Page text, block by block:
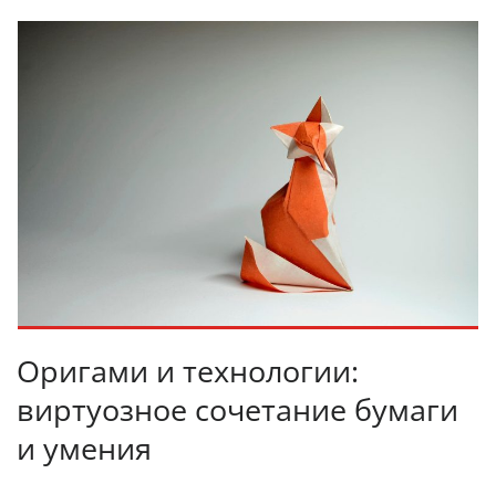
Оригами и технологии:
виртуозное сочетание бумаги
и умения